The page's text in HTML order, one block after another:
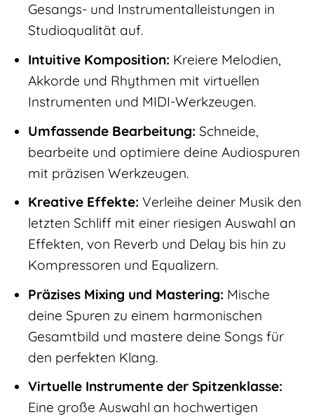
Gesangs- und Instrumentalleistungen in
Studioqualität auf.
Intuitive Komposition: Kreiere Melodien,
Akkorde und Rhythmen mit virtuellen
Instrumenten und MIDI-Werkzeugen.
Umfassende Bearbeitung: Schneide,
bearbeite und optimiere deine Audiospuren
mit präzisen Werkzeugen.
Kreative Effekte: Verleihe deiner Musik den
letzten Schliff mit einer riesigen Auswahl an
Effekten, von Reverb und Delay bis hin zu
Kompressoren und Equalizern.
Präzises Mixing und Mastering: Mische
deine Spuren zu einem harmonischen
Gesamtbild und mastere deine Songs für
den perfekten Klang.
Virtuelle Instrumente der Spitzenklasse:
Eine große Auswahl an hochwertigen